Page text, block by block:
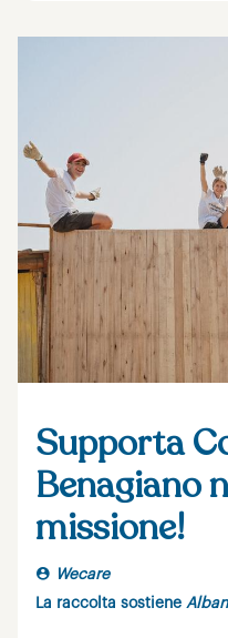
Supporta
Benagiano
missione!
Wecare
La raccolta sostiene